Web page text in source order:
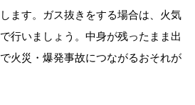
ます。ガス抜きをする場合は、火気
行いましょう。中身が残ったまま出
火災・爆発事故につながるおそれが